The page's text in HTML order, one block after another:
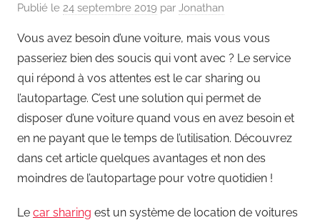
Publié le 24 septembre 2019 par Jonathan
Vous avez besoin d’une voiture, mais vous vous
passeriez bien des soucis qui vont avec ? Le service
qui répond à vos attentes est le car sharing ou
l’autopartage. C’est une solution qui permet de
disposer d’une voiture quand vous en avez besoin et
en ne payant que le temps de l’utilisation. Découvrez
dans cet article quelques avantages et non des
moindres de l’autopartage pour votre quotidien !
Le car sharing est un système de location de voitures